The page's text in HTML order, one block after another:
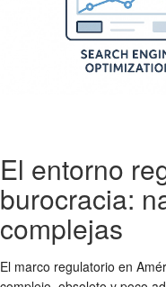
El entorno
burocracia:
complejas
El marco regulatorio en